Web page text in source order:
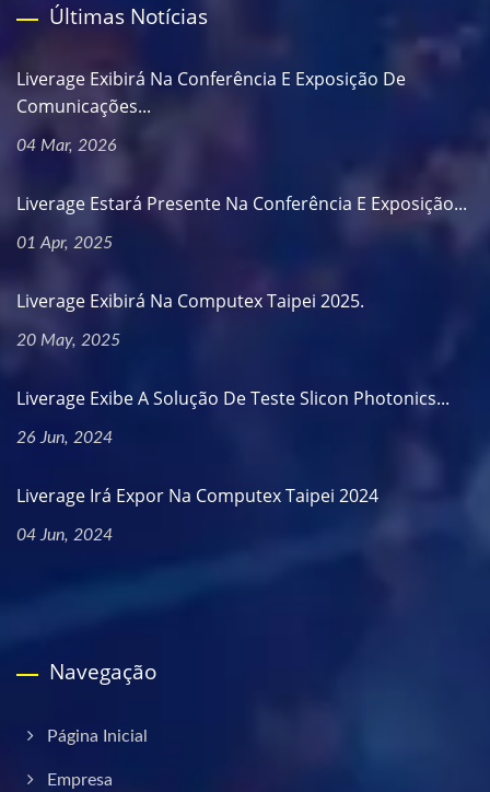
Últimas Notícias
Liverage Exibirá Na Conferência E Exposição De
Comunicações...
04 Mar, 2026
Liverage Estará Presente Na Conferência E Exposição...
01 Apr, 2025
Liverage Exibirá Na Computex Taipei 2025.
20 May, 2025
Liverage Exibe A Solução De Teste Slicon Photonics...
26 Jun, 2024
Liverage Irá Expor Na Computex Taipei 2024
04 Jun, 2024
Navegação
Página Inicial
Empresa